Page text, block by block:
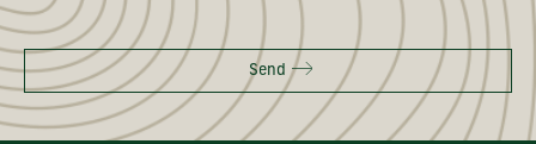
Send